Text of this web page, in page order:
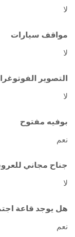
لا
مواقف سيارات
لا
التصوير
لا
بوفيه مفتوح
نعم
جناح مجاني
لا
هل يوجد قاعة
نعم